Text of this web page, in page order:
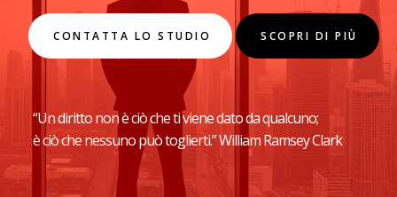
CONTATTA LO STUDIO SCOPRI DI PIÙ
“Un diritto non è ciò che ti viene dato da qualcuno;
è ciò che nessuno può toglierti.” William Ramsey Clark